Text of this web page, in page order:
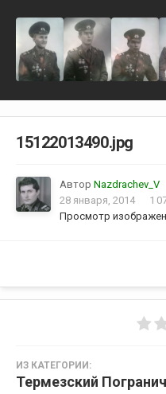
15122013490.jpg
Автор Nazdrachev_V
28 января, 2014
1
Просмотр
ИЗ КАТЕГОРИИ:
Термезский